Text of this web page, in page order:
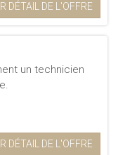
DÉTAIL DE L'OFFRE
un technicien
DÉTAIL DE L'OFFRE